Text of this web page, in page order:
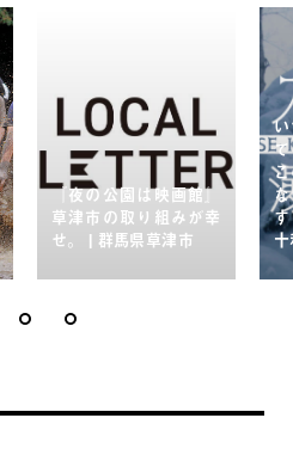
『夜の公園は映画館』
草津市の取り組みが幸
せ。 | 群馬県草津市